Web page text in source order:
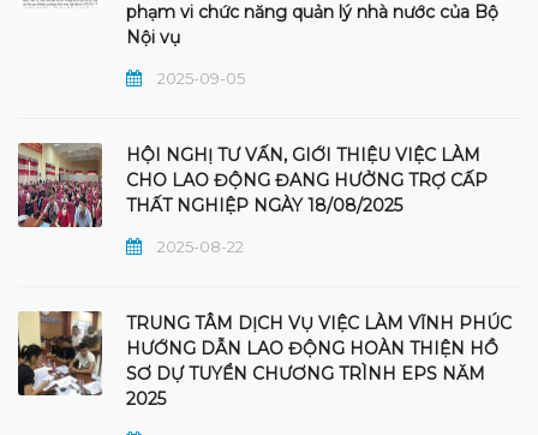
phạm vi chức năng quản lý nhà nước của Bộ
Nội vụ
2025-09-05
HỘI NGHỊ TƯ VẤN, GIỚI THIỆU VIỆC LÀM
CHO LAO ĐỘNG ĐANG HƯỞNG TRỢ CẤP
THẤT NGHIỆP NGÀY 18/08/2025
2025-08-22
TRUNG TÂM DỊCH VỤ VIỆC LÀM VĨNH PHÚC
HƯỚNG DẪN LAO ĐỘNG HOÀN THIỆN HỒ
SƠ DỰ TUYỂN CHƯƠNG TRÌNH EPS NĂM
2025